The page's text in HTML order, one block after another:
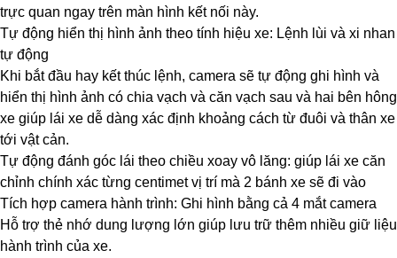
trực quan ngay trên màn hình kết nối này.
Tự động hiển thị hình ảnh theo tính hiệu xe: Lệnh lùi và xi nhan
tự động
Khi bắt đầu hay kết thúc lệnh, camera sẽ tự động ghi hình và
hiển thị hình ảnh có chia vạch và căn vạch sau và hai bên hông
xe giúp lái xe dễ dàng xác định khoảng cách từ đuôi và thân xe
tới vật cản.
Tự động đánh góc lái theo chiều xoay vô lăng: giúp lái xe căn
chỉnh chính xác từng centimet vị trí mà 2 bánh xe sẽ đi vào
Tích hợp camera hành trình: Ghi hình bằng cả 4 mắt camera
Hỗ trợ thẻ nhớ dung lượng lớn giúp lưu trữ thêm nhiều giữ liệu
hành trình của xe.